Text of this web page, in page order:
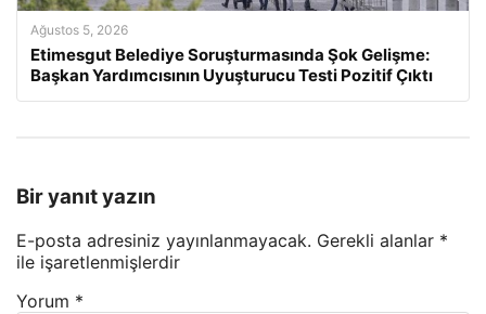
Ağustos 5, 2026
Etimesgut Belediye Soruşturmasında Şok Gelişme:
Başkan Yardımcısının Uyuşturucu Testi Pozitif Çıktı
Bir yanıt yazın
E-posta adresiniz yayınlanmayacak. Gerekli alanlar *
ile işaretlenmişlerdir
Yorum *